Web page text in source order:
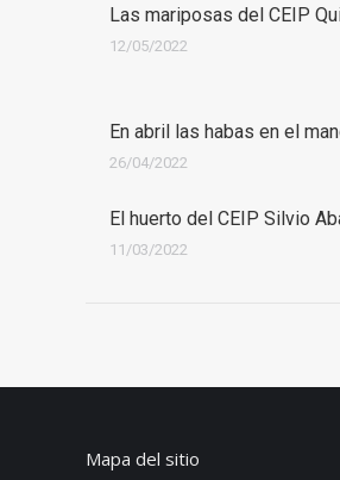
Las mariposas del CEIP
12/05/2022
En abril las habas en el
26/04/2022
El huerto del CEIP Silvio
11/03/2022
Mapa del sitio